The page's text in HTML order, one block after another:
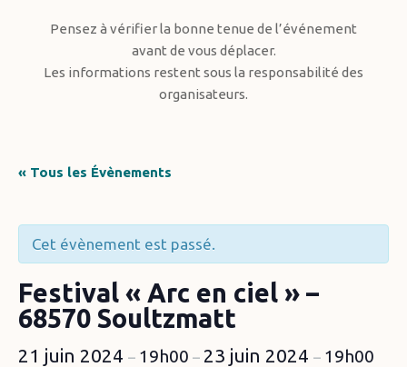
Pensez à vérifier la bonne tenue de l’événement
avant de vous déplacer.
Les informations restent sous la responsabilité des
organisateurs.
« Tous les Évènements
Cet évènement est passé.
Festival « Arc en ciel » –
68570 Soultzmatt
21 juin 2024 – 19h00 – 23 juin 2024 – 19h00